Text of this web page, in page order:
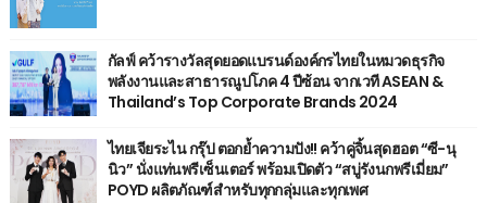
กัลฟ์ คว้ารางวัลสุดยอดแบรนด์องค์กรไทยในหมวดธุรกิจ
พลังงานและสาธารณูปโภค 4 ปีซ้อน จากเวที ASEAN &
Thailand’s Top Corporate Brands 2024
ไทยเจียระไน กรุ๊ป ตอกย้ำความปัง!! คว้าคู่จิ้นสุดฮอต “ซี-นุ
นิว” นั่งแท่นพรีเซ็นเตอร์ พร้อมเปิดตัว “สบู่รังนกพรีเมี่ยม”
POYD ผลิตภัณฑ์สำหรับทุกกลุ่มและทุกเพศ